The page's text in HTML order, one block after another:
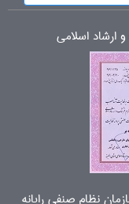
ارشاد اسلامی
نظام صنفی رایانه